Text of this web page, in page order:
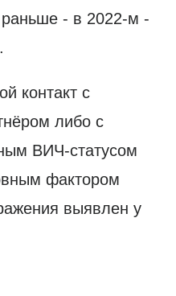
- в 2022-м -
контакт с
либо с
ВИЧ-статусом
фактором
выявлен у